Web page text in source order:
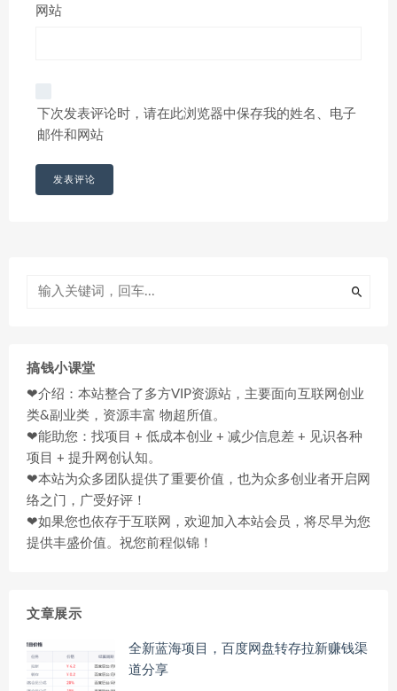
网站
下次发表评论时，请在此浏览器中保存我的姓名、电子
邮件和网站
搞钱小课堂
❤介绍：本站整合了多方VIP资源站，主要面向互联网创业
类&副业类，资源丰富 物超所值。
❤能助您：找项目 + 低成本创业 + 减少信息差 + 见识各种
项目 + 提升网创认知。
❤本站为众多团队提供了重要价值，也为众多创业者开启网
络之门，广受好评！
❤如果您也依存于互联网，欢迎加入本站会员，将尽早为您
提供丰盛价值。祝您前程似锦！
文章展示
全新蓝海项目，百度网盘转存拉新赚钱渠
道分享